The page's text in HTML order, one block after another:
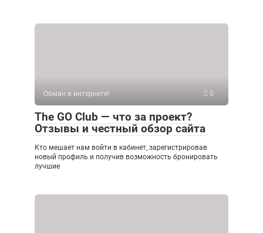
Обман в интернете! 0
The GO Club — что за проект?
Отзывы и честный обзор сайта
Кто мешает нам войти в кабинет, зарегистрировав
новый профиль и получив возможность бронировать
лучшие